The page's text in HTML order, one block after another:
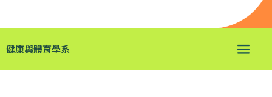
健康與體育學系